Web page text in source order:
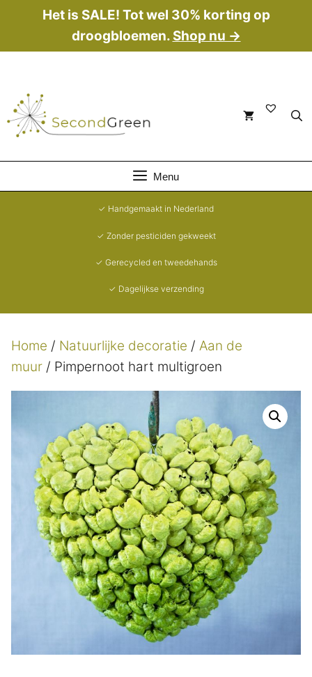
de
Het is SALE! Tot wel 30% korting op
droogbloemen. Shop nu →
Menu
✓ Handgemaakt in Nederland
✓ Zonder pesticiden gekweekt
✓ Gerecycled en tweedehands
✓ Dagelijkse verzending
Home / Natuurlijke decoratie / Aan de
muur / Pimpernoot hart multigroen